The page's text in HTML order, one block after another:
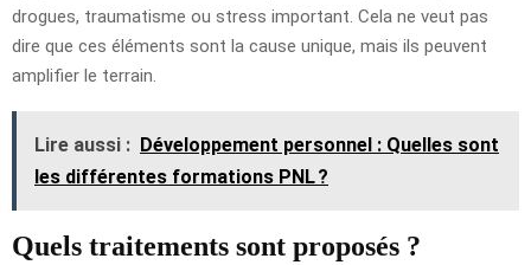
drogues, traumatisme ou stress important. Cela ne veut pas
dire que ces éléments sont la cause unique, mais ils peuvent
amplifier le terrain.
Lire aussi : Développement personnel : Quelles sont
les différentes formations PNL ?
Quels traitements sont proposés ?